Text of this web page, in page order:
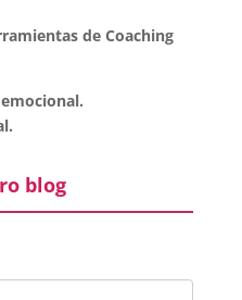
de Coaching
blog